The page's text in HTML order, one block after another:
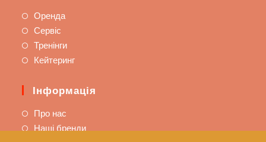
Оренда
Сервіс
Тренінги
Кейтеринг
Інформація
Про нас
Наші бренди